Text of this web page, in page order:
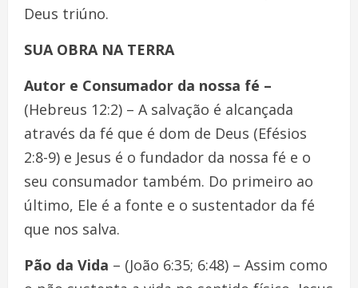
Deus triúno.
SUA OBRA NA TERRA
Autor e Consumador da nossa fé –
(Hebreus 12:2) – A salvação é alcançada
através da fé que é dom de Deus (Efésios
2:8-9) e Jesus é o fundador da nossa fé e o
seu consumador também. Do primeiro ao
último, Ele é a fonte e o sustentador da fé
que nos salva.
Pão da Vida – (João 6:35; 6:48) – Assim como